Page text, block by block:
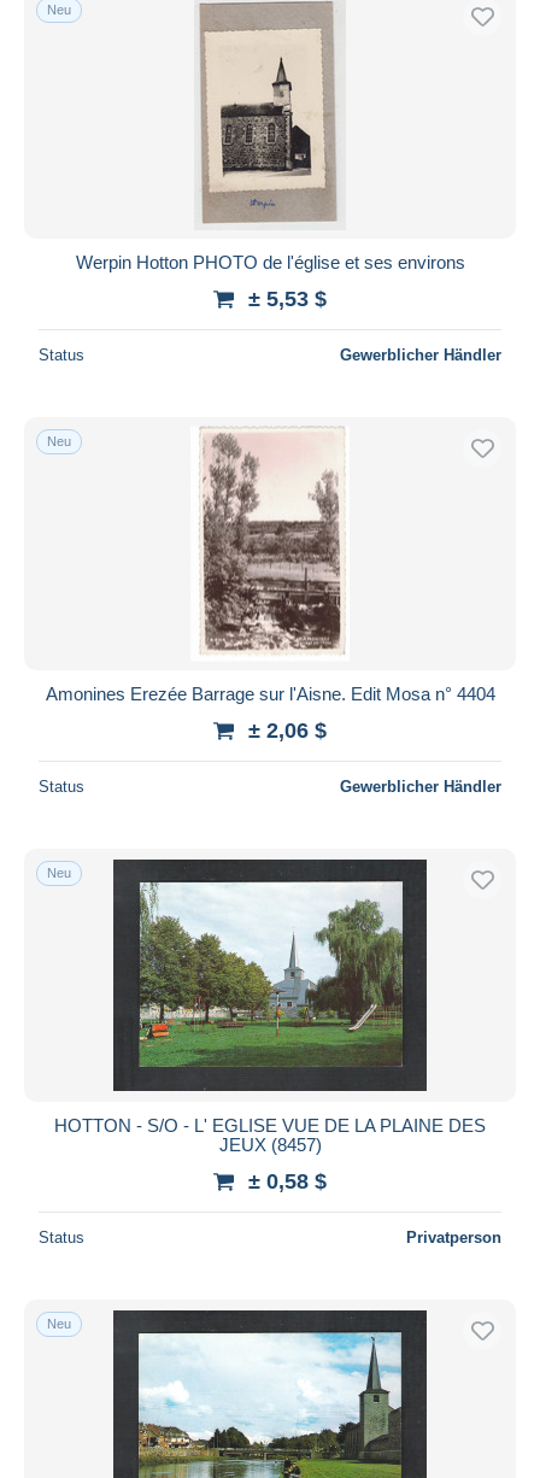
Neu
Werpin Hotton PHOTO de l'église et ses environs
± 5,53 $
Status Gewerblicher Händler
Neu
Amonines Erezée Barrage sur l'Aisne. Edit Mosa n° 4404
± 2,06 $
Status Gewerblicher Händler
Neu
HOTTON - S/O - L' EGLISE VUE DE LA PLAINE DES
JEUX (8457)
± 0,58 $
Status Privatperson
Neu